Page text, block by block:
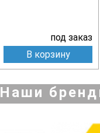
под заказ
В корзину
Наши